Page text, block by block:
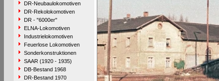
DR-Neubaulokomotiven
DR-Rekolokomotiven
DR - "6000er"
ELNA-Lokomotiven
Industrielokomotiven
Feuerlose Lokomotiven
Sonderkonstruktionen
SAAR (1920 - 1935)
DB-Bestand 1968
DR-Bestand 1970